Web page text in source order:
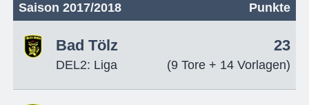
Saison 2017/2018 Punkte
Bad Tölz
DEL2: Liga
23
(9 Tore + 14 Vorlagen)